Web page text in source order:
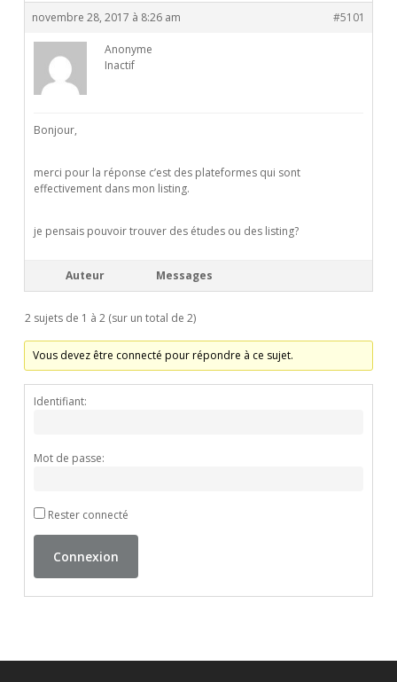
novembre 28, 2017 à 8:26 am #5101
Anonyme
Inactif
Bonjour,
merci pour la réponse c’est des plateformes qui sont
effectivement dans mon listing.
je pensais pouvoir trouver des études ou des listing?
Auteur Messages
2 sujets de 1 à 2 (sur un total de 2)
Vous devez être connecté pour répondre à ce sujet.
Identifiant:
Mot de passe:
Rester connecté
Connexion